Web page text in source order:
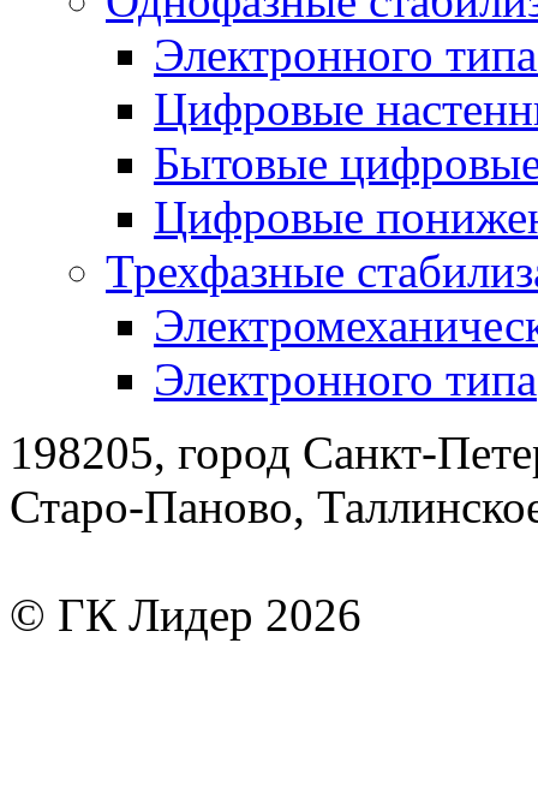
Электронного
Цифровые
Бытовые
Цифровые
Трехфазные
Электронного типа
198205, город Санкт-
Старо-Паново,
© ГК Лидер 2026